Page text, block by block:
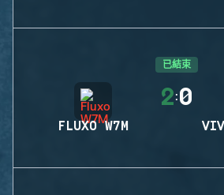
已結束
FLUXO W7M
2:0